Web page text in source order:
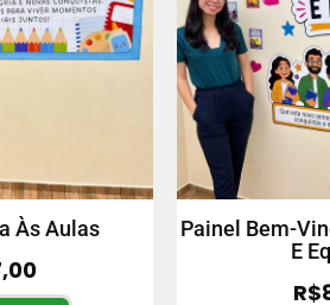
Às Aulas
Painel Bem-
E
R$